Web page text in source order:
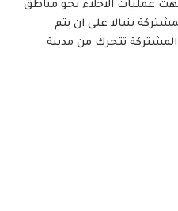
عمليات الاجلاء نحو مناطق
بنيالا على ان يتم
تتحرك من مدينة